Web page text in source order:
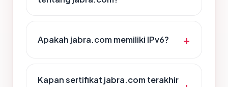
Apakah jabra.com memiliki IPv6?
Kapan sertifikat jabra.com terakhir